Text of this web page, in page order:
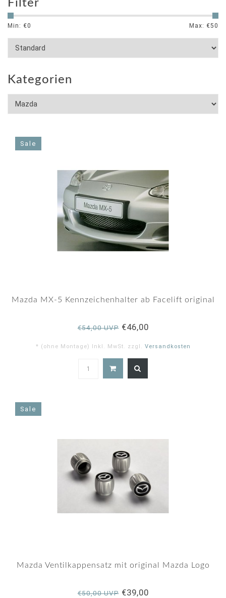
Filter
Min: €0 Max: €50
Kategorien
Sale
Mazda MX-5 Kennzeichenhalter ab Facelift original
€54,00 UVP€46,00
* (ohne Montage) Inkl. MwSt. zzgl. Versandkosten
Sale
Mazda Ventilkappensatz mit original Mazda Logo
€50,00 UVP€39,00